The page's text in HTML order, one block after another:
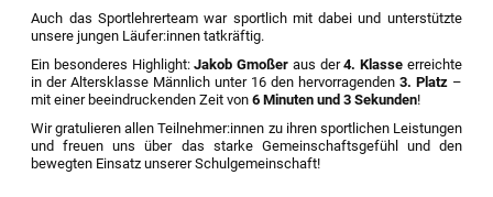
Auch das Sportlehrerteam war sportlich mit dabei und unterstützte
unsere jungen Läufer:innen tatkräftig.
Ein besonderes Highlight:Jakob Gmoßer aus der4. Klasse erreichte
in der Altersklasse Männlich unter 16 den hervorragenden 3. Platz–
mit einer beeindruckenden Zeit von6 Minuten und 3 Sekunden!
Wir gratulieren allen Teilnehmer:innen zu ihren sportlichen Leistungen
und freuen uns über das starke Gemeinschaftsgefühl und den
bewegten Einsatz unserer Schulgemeinschaft!